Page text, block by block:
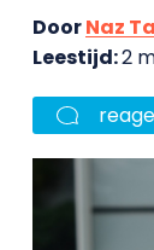
DoorNaz
Leestijd:2